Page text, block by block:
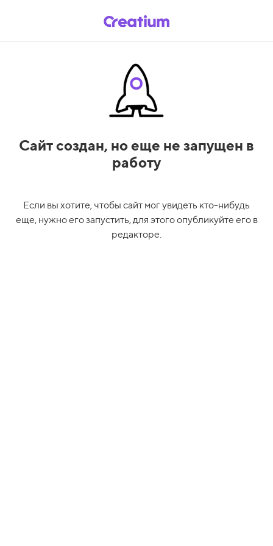
Сайт создан, но еще не запущен в
работу
Если вы хотите, чтобы сайт мог увидеть кто-нибудь
еще, нужно его запустить, для этого опубликуйте его в
редакторе.